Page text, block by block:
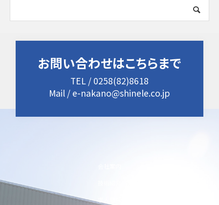
お問い合わせはこちらまで
TEL / 0258(82)8618
Mail / e-nakano@shinele.co.jp